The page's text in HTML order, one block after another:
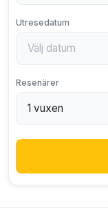
Utresedatum
Resenärer